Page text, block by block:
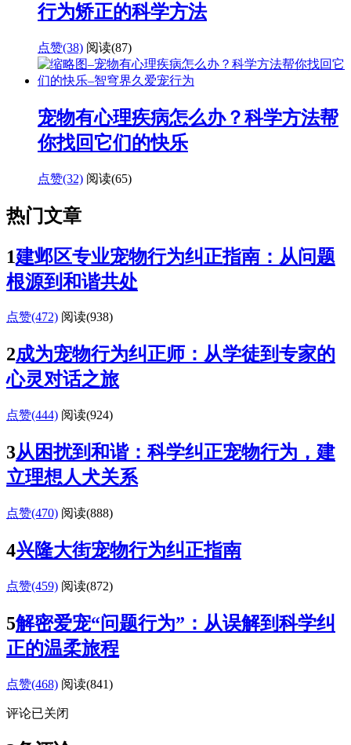
行为矫正的科学方法
点赞(38) 阅读(87)
宠物有心理疾病怎么办？科学方法帮
你找回它们的快乐
点赞(32) 阅读(65)
热门文章
1建邺区专业宠物行为纠正指南：从问题
根源到和谐共处
点赞(472) 阅读(938)
2成为宠物行为纠正师：从学徒到专家的
心灵对话之旅
点赞(444) 阅读(924)
3从困扰到和谐：科学纠正宠物行为，建
立理想人犬关系
点赞(470) 阅读(888)
4兴隆大街宠物行为纠正指南
点赞(459) 阅读(872)
5解密爱宠“问题行为”：从误解到科学纠
正的温柔旅程
点赞(468) 阅读(841)
评论已关闭